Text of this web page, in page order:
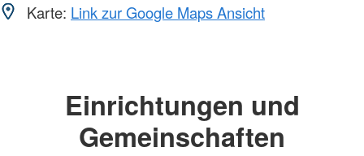
Karte: Link zur Google Maps Ansicht
Einrichtungen und
Gemeinschaften